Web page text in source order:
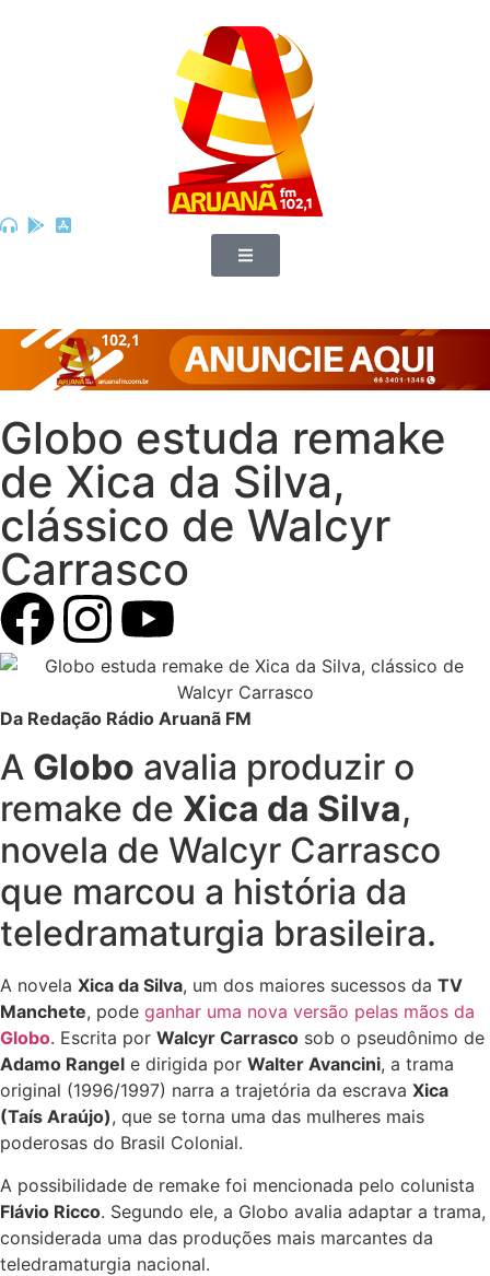
Globo estuda remake
de Xica da Silva,
clássico de Walcyr
Carrasco
Da Redação Rádio Aruanã FM
A Globo avalia produzir o
remake de Xica da Silva,
novela de Walcyr Carrasco
que marcou a história da
teledramaturgia brasileira.
A novela Xica da Silva, um dos maiores sucessos da TV
Manchete, pode ganhar uma nova versão pelas mãos da
Globo. Escrita por Walcyr Carrasco sob o pseudônimo de
Adamo Rangel e dirigida por Walter Avancini, a trama
original (1996/1997) narra a trajetória da escrava Xica
(Taís Araújo), que se torna uma das mulheres mais
poderosas do Brasil Colonial.
A possibilidade de remake foi mencionada pelo colunista
Flávio Ricco. Segundo ele, a Globo avalia adaptar a trama,
considerada uma das produções mais marcantes da
teledramaturgia nacional.